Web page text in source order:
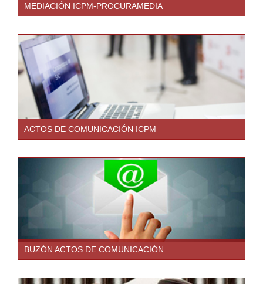
MEDIACIÓN ICPM-PROCURAMEDIA
ACTOS DE COMUNICACIÓN ICPM
BUZÓN ACTOS DE COMUNICACIÓN